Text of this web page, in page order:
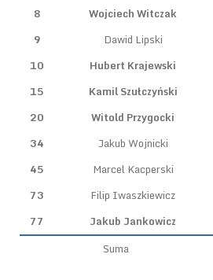
8
Wojciech Witczak
9
Dawid Lipski
10
Hubert Krajewski
15
Kamil Szułczyński
20
Witold Przygocki
34
Jakub Wojnicki
45
Marcel Kacperski
73
Filip Iwaszkiewicz
77
Jakub Jankowicz
Suma